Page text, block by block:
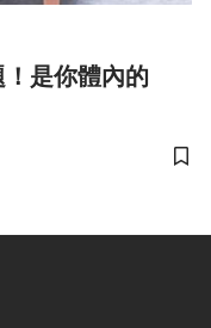
是你體內的
儲